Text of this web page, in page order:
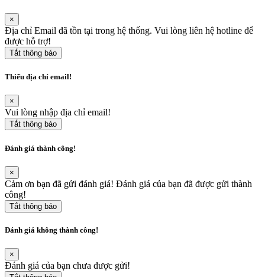
×
Địa chỉ Email đã tồn tại trong hệ thống. Vui lòng liên hệ hotline để
được hỗ trợ!
Tắt thông báo
Thiếu địa chỉ email!
×
Vui lòng nhập địa chỉ email!
Tắt thông báo
Đánh giá thành công!
×
Cảm ơn bạn đã gửi đánh giá! Đánh giá của bạn đã được gửi thành
công!
Tắt thông báo
Đánh giá không thành công!
×
Đánh giá của bạn chưa được gửi!